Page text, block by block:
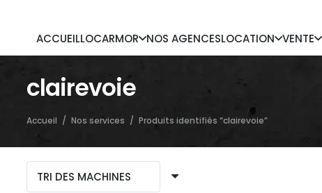
ACCUEILLOCARMOR NOS AGENCESLOCATION VENTE
clairevoie
Accueil / Nos services / Produits identifiés “clairevoie”